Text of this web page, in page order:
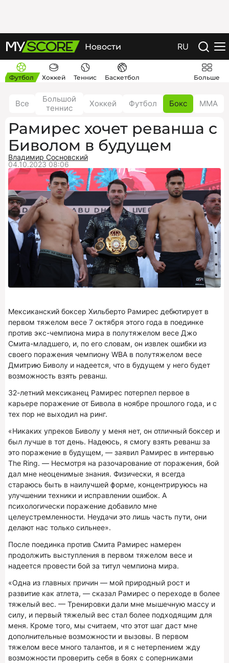
Новости RU
Футбол Хоккей Теннис Баскетбол Больше
Все
Большой
теннис
Хоккей Футбол Бокс ММА
Рамирес хочет реванша с
Биволом в будущем
Владимир Сосновский
04.10.2023 08:06
Мексиканский боксер Хильберто Рамирес дебютирует в
первом тяжелом весе 7 октября этого года в поединке
против экс-чемпиона мира в полутяжелом весе Джо
Смита-младшего, и, по его словам, он извлек ошибки из
своего поражения чемпиону WBA в полутяжелом весе
Дмитрию Биволу и надеется, что в будущем у него будет
возможность взять реванш.
32-летний мексиканец Рамирес потерпел первое в
карьере поражение от Бивола в ноябре прошлого года, и с
тех пор не выходил на ринг.
«Никаких упреков Биволу у меня нет, он отличный боксер и
был лучше в тот день. Надеюсь, я смогу взять реванш за
это поражение в будущем, — заявил Рамирес в интервью
The Ring. — Несмотря на разочарование от поражения, бой
дал мне неоценимые знания. Физически, я всегда
стараюсь быть в наилучшей форме, концентрируюсь на
улучшении техники и исправлении ошибок. А
психологически поражение добавило мне
целеустремленности. Неудачи это лишь часть пути, они
делают нас только сильнее».
После поединка против Смита Рамирес намерен
продолжить выступления в первом тяжелом весе и
надеется провести бой за титул чемпиона мира.
«Одна из главных причин — мой природный рост и
развитие как атлета, — сказал Рамирес о переходе в более
тяжелый вес. — Тренировки дали мне мышечную массу и
силу, и первый тяжелый вес стал более подходящим для
меня. Кроме того, мы считаем, что этот шаг даст мне
дополнительные возможности и вызовы. В первом
тяжелом весе много талантов, и я с нетерпением жду
возможности проверить себя в боях с соперниками